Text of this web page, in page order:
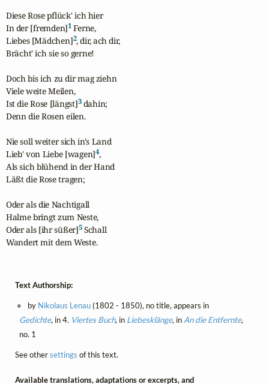
Diese Rose pflück' ich hier
In der [fremden]1 Ferne,
Liebes [Mädchen]2, dir, ach dir,
Brächt' ich sie so gerne!
Doch bis ich zu dir mag ziehn
Viele weite Meilen,
Ist die Rose [längst]3 dahin;
Denn die Rosen eilen.
Nie soll weiter sich in's Land
Lieb' von Liebe [wagen]4,
Als sich blühend in der Hand
Läßt die Rose tragen;
Oder als die Nachtigall
Halme bringt zum Neste,
Oder als [ihr süßer]5 Schall
Wandert mit dem Weste.
Text Authorship:
by Nikolaus Lenau(1802 - 1850), no title, appears in
Gedichte, in 4. Viertes Buch, in Liebesklänge, in An die Entfernte,
no. 1
See othersettings of this text.
Available translations, adaptations or excerpts, and